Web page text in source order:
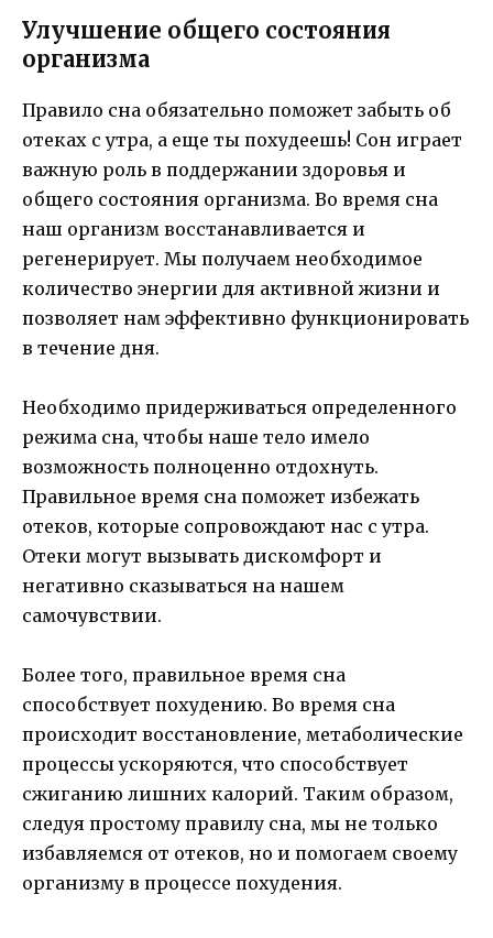
Улучшение общего состояния
организма
Правило сна обязательно поможет забыть об
отеках с утра, а еще ты похудеешь! Сон играет
важную роль в поддержании здоровья и
общего состояния организма. Во время сна
наш организм восстанавливается и
регенерирует. Мы получаем необходимое
количество энергии для активной жизни и
позволяет нам эффективно функционировать
в течение дня.
Необходимо придерживаться определенного
режима сна, чтобы наше тело имело
возможность полноценно отдохнуть.
Правильное время сна поможет избежать
отеков, которые сопровождают нас с утра.
Отеки могут вызывать дискомфорт и
негативно сказываться на нашем
самочувствии.
Более того, правильное время сна
способствует похудению. Во время сна
происходит восстановление, метаболические
процессы ускоряются, что способствует
сжиганию лишних калорий. Таким образом,
следуя простому правилу сна, мы не только
избавляемся от отеков, но и помогаем своему
организму в процессе похудения.